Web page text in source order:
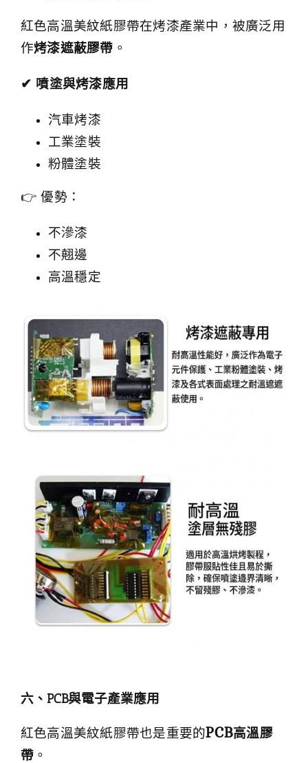
紅色高溫美紋紙膠帶在烤漆產業中，被廣泛用
作烤漆遮蔽膠帶 。
✔ 噴塗與烤漆應用
汽車烤漆
工業塗裝
粉體塗裝
👉 優勢：
不滲漆
不翹邊
高溫穩定
六、PCB與電子產業應用
紅色高溫美紋紙膠帶也是重要的PCB高溫膠
帶 。